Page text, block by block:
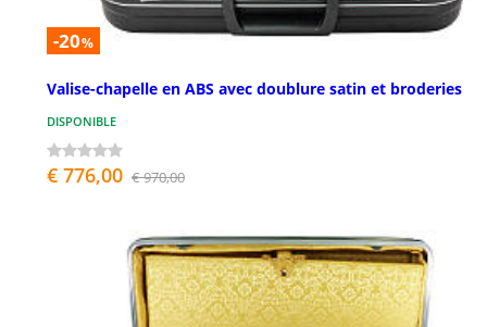
-20%
Valise-chapelle en ABS avec doublure satin et broderies
DISPONIBLE
€ 776,00 € 970,00